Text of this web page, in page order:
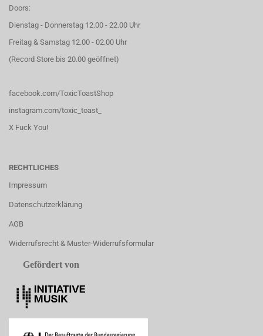
Doors:
Dienstag - Donnerstag 12.00 - 22.00 Uhr
Freitag & Samstag 12.00 - 02.00 Uhr
(Record Store bis 20.00 geöffnet)
facebook.com/ToxicToastShop
instagram.com/toxic_toast_
X Fuck You!
RECHTLICHES
Impressum
Datenschutzerklärung
AGB
Widerrufsrecht & Muster-Widerrufsformular
Gefördert von